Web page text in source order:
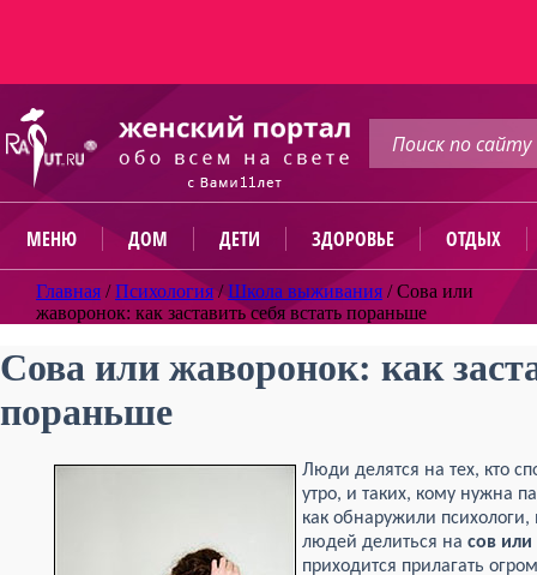
МЕНЮ ДОМ ДЕТИ ЗДОРОВЬЕ ОТДЫХ
Главная /Психология/Школа выживания /Сова или
жаворонок: как заставить себя встать пораньше
Сова или жаворонок: как
пораньше
Люди делятся на тех, кто
утро, и таких, кому нужна
как обнаружили психологи,
людей делиться на сов
приходится прилагать